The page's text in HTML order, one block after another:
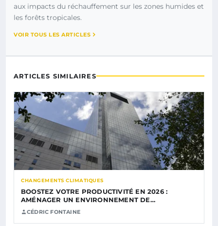
aux impacts du réchauffement sur les zones humides et
les forêts tropicales.
VOIR TOUS LES ARTICLES
ARTICLES SIMILAIRES
CHANGEMENTS CLIMATIQUES
BOOSTEZ VOTRE PRODUCTIVITÉ EN 2026 :
AMÉNAGER UN ENVIRONNEMENT DE…
CÉDRIC FONTAINE